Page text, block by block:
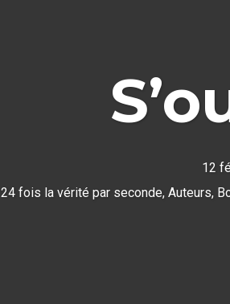
12
24 fois la vérité par seconde, Auteurs,